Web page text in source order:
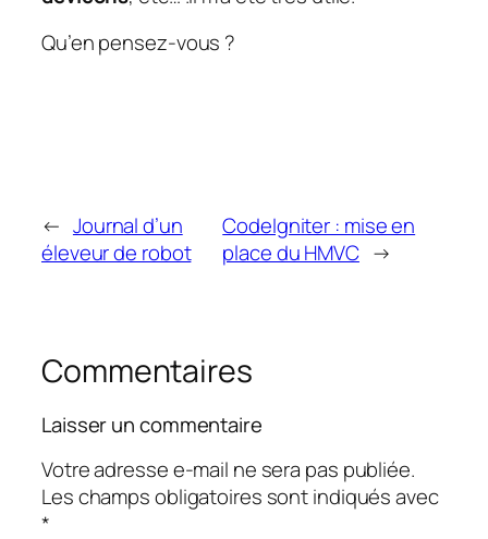
Qu’en pensez-vous ?
← Journal d’un
éleveur de robot
CodeIgniter : mise en
place du HMVC →
Commentaires
Laisser un commentaire
Votre adresse e-mail ne sera pas publiée.
Les champs obligatoires sont indiqués avec
*